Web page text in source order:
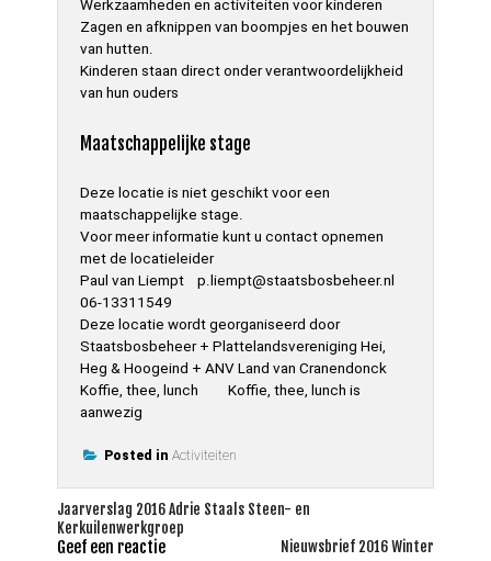
Werkzaamheden en activiteiten voor kinderen
Zagen en afknippen van boompjes en het bouwen
van hutten.
Kinderen staan direct onder verantwoordelijkheid
van hun ouders
Maatschappelijke stage
Deze locatie is niet geschikt voor een
maatschappelijke stage.
Voor meer informatie kunt u contact opnemen
met de locatieleider
Paul van Liempt p.liempt@staatsbosbeheer.nl
06-13311549
Deze locatie wordt georganiseerd door
Staatsbosbeheer + Plattelandsvereniging Hei,
Heg & Hoogeind + ANV Land van Cranendonck
Koffie, thee, lunch Koffie, thee, lunch is
aanwezig
Posted in Activiteiten
Bericht
navigatie
Jaarverslag 2016 Adrie Staals Steen- en
Kerkuilenwerkgroep
Nieuwsbrief 2016 Winter
Geef een reactie